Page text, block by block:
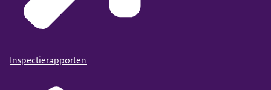
Inspectierapporten